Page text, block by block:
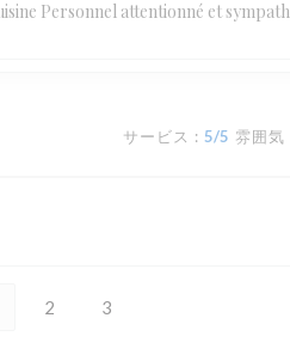
Personnel attentionné et
サービス : 5/5 雰囲気
2 3